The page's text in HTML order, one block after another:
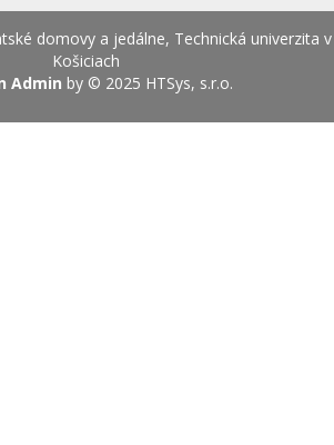
domovy a jedálne, Technická univerzita v
Košiciach
Admin by © 2025 HTSys, s.r.o.